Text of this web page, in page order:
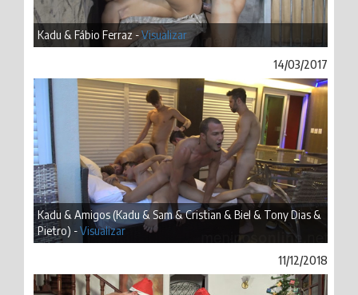
Kadu & Fábio Ferraz -Visualizar
14/03/2017
Kadu & Amigos (Kadu & Sam & Cristian & Biel & Tony Dias &
Pietro) -Visualizar
11/12/2018